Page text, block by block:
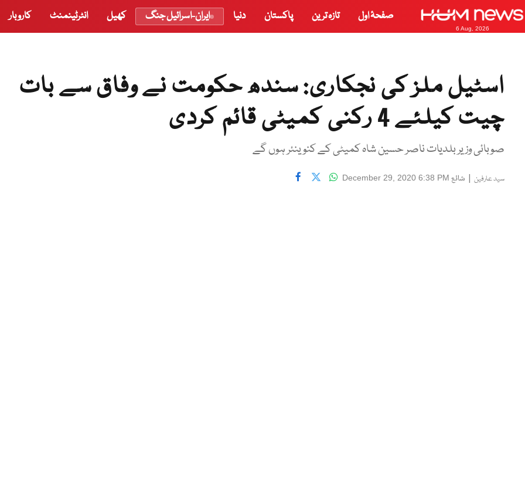
6 Aug, 2026
صفحۂ اول تازہ ترین پاکستان دنیا ایران-اسرائیل جنگ کھیل انٹرٹینمنٹ کاروبار
اسٹیل ملز کی نجکاری: سندھ حکومت نے وفاق سے بات
چیت کیلئے 4 رکنی کمیٹی قائم کردی
صوبائی وزیر بلدیات ناصر حسین شاہ کمیٹی کے کنوینئر ہوں گے
سید عارفین | شائع December 29, 2020 6:38 PM